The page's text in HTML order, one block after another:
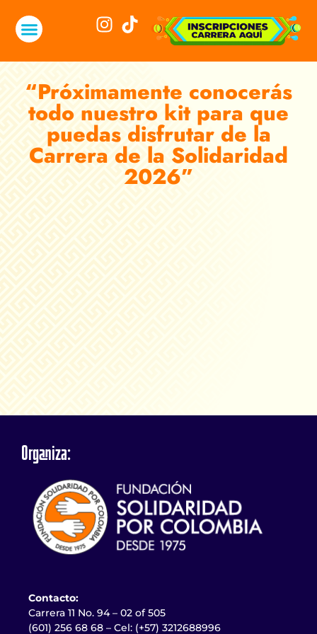
“Próximamente conocerás
todo nuestro kit para que
puedas disfrutar de la
Carrera de la Solidaridad
2026”
Organiza:
Contacto:
Carrera 11 No. 94 – 02 of 505
(601) 256 68 68 – Cel: (+57) 3212688996